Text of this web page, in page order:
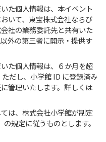
た個人情報は、本イベント
いて、東宝株式会社ならび
社の業務委託先と共有いた
外の第三者に開示・提供す
た個人情報は、６か月を超
だし、小学館 ID に登録済み
管理いたします。詳しくは
は、株式会社小学館が制定
の規定に従うものとします。